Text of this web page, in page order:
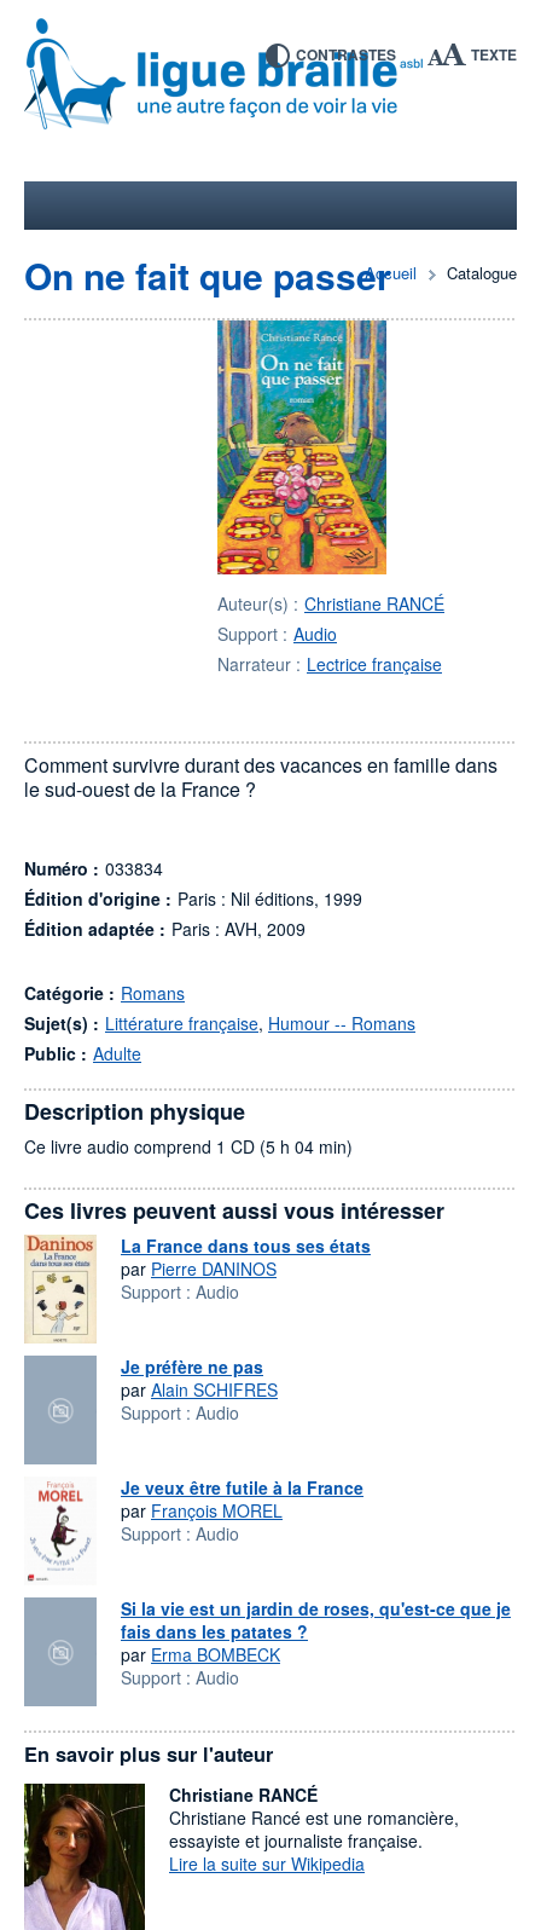
CONTRASTES TEXTE
Accueil Catalogue
On ne fait que passer
Auteur(s) : Christiane RANCÉ
Support : Audio
Narrateur : Lectrice française
Comment survivre durant des vacances en famille dans
le sud-ouest de la France ?
Numéro : 033834
Édition d'origine : Paris : Nil éditions, 1999
Édition adaptée : Paris : AVH, 2009
Catégorie : Romans
Sujet(s) : Littérature française, Humour -- Romans
Public : Adulte
Description physique
Ce livre audio comprend 1 CD (5 h 04 min)
Ces livres peuvent aussi vous intéresser
La France dans tous ses états
par Pierre DANINOS
Support : Audio
Je préfère ne pas
par Alain SCHIFRES
Support : Audio
Je veux être futile à la France
par François MOREL
Support : Audio
Si la vie est un jardin de roses, qu'est-ce que je
fais dans les patates ?
par Erma BOMBECK
Support : Audio
En savoir plus sur l'auteur
Christiane RANCÉ
Christiane Rancé est une romancière,
essayiste et journaliste française.
Lire la suite sur Wikipedia